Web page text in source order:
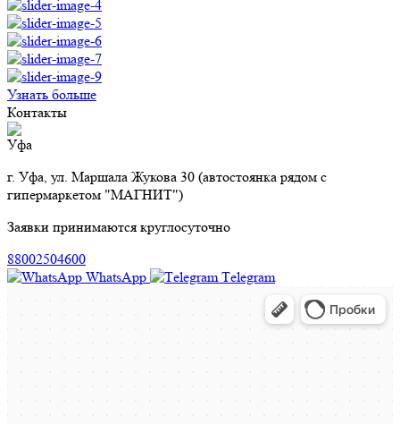
Узнать больше
Контакты
Уфа
г. Уфа, ул. Маршала Жукова 30 (автостоянка рядом с
гипермаркетом "МАГНИТ")
Заявки принимаются круглосуточно
88002504600
WhatsApp
Тelegram